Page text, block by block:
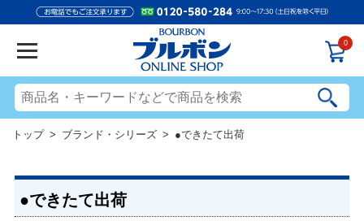
0
トップ> ブランド・シリーズ > ●できたて出荷
●できたて出荷